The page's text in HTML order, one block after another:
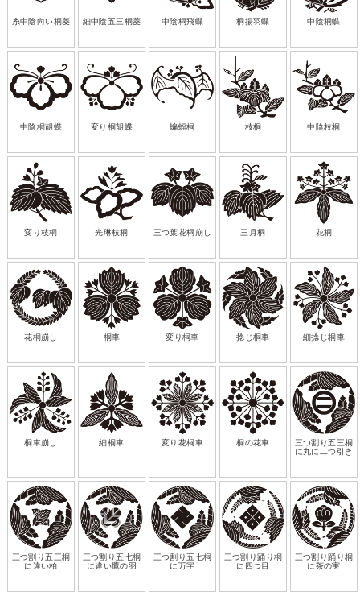
糸中陰向い桐菱 細中陰五三桐菱 中陰桐飛蝶 桐揚羽蝶 中陰桐蝶
中陰桐胡蝶 変り桐胡蝶 蝙蝠桐 枝桐 中陰枝桐
変り枝桐 光琳枝桐 三つ葉花桐崩し 三月桐 花桐
花桐崩し 桐車 変り桐車 捻じ桐車 細捻じ桐車
桐車崩し 細桐車 変り花桐車 桐の花車
三つ割り五三桐
に丸に二つ引き
三つ割り五三桐
に違い柏
三つ割り五七桐
に違い鷹の羽
三つ割り五七桐
に万字
三つ割り踊り桐
に四つ目
三つ割り踊り桐
に茶の実